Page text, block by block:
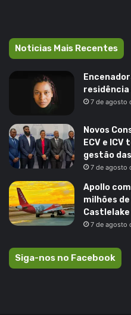
Noticias Mais Recentes
7 de agosto
Novos
ECV e
gestão
7 de agosto
Apollo
milhões
Castlelake
7 de agosto
Siga-nos no Facebook